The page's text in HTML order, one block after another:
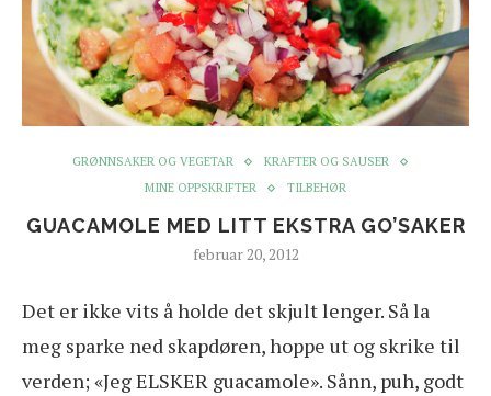
GRØNNSAKER OG VEGETAR
KRAFTER OG SAUSER
MINE OPPSKRIFTER
TILBEHØR
GUACAMOLE MED LITT EKSTRA GO’SAKER
februar 20, 2012
Det er ikke vits å holde det skjult lenger. Så la
meg sparke ned skapdøren, hoppe ut og skrike til
verden; «Jeg ELSKER guacamole». Sånn, puh, godt